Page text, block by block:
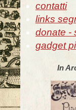
contatti
links
donate -
gadget
In